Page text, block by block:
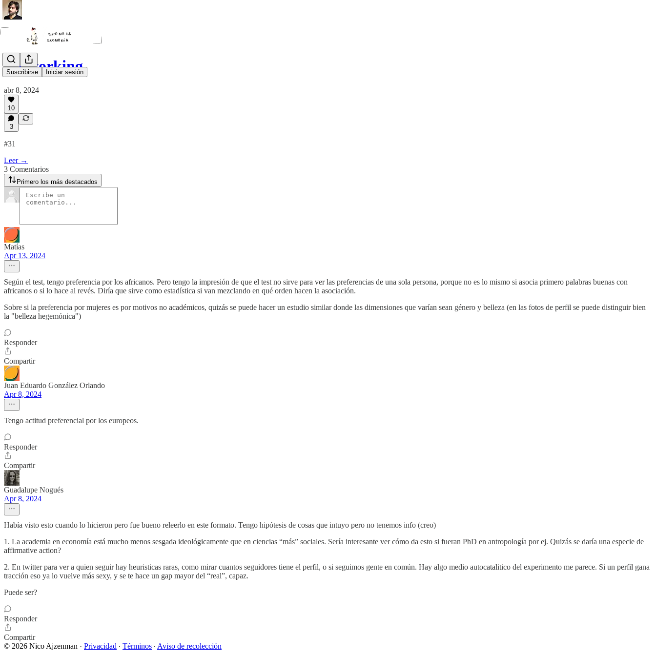
Suscribirse Iniciar sesión
Networking
abr 8, 2024
10
3
#31
Leer →
3 Comentarios
Primero los más destacados
Matías
Apr 13, 2024
Según el test, tengo preferencia por los africanos. Pero tengo la impresión de que el test no sirve para ver las preferencias de una sola persona, porque no es lo mismo si asocia primero palabras buenas con
africanos o si lo hace al revés. Diría que sirve como estadística si van mezclando en qué orden hacen la asociación.
Sobre si la preferencia por mujeres es por motivos no académicos, quizás se puede hacer un estudio similar donde las dimensiones que varían sean género y belleza (en las fotos de perfil se puede distinguir bien
la "belleza hegemónica")
Responder
Compartir
Juan Eduardo González Orlando
Apr 8, 2024
Tengo actitud preferencial por los europeos.
Responder
Compartir
Guadalupe Nogués
Apr 8, 2024
Había visto esto cuando lo hicieron pero fue bueno releerlo en este formato. Tengo hipótesis de cosas que intuyo pero no tenemos info (creo)
1. La academia en economía está mucho menos sesgada ideológicamente que en ciencias “más” sociales. Sería interesante ver cómo da esto si fueran PhD en antropología por ej. Quizás se daría una especie de
affirmative action?
2. En twitter para ver a quien seguir hay heuristicas raras, como mirar cuantos seguidores tiene el perfil, o si seguimos gente en común. Hay algo medio autocatalitico del experimento me parece. Si un perfil gana
tracción eso ya lo vuelve más sexy, y se te hace un gap mayor del “real”, capaz.
Puede ser?
Responder
Compartir
© 2026 Nico Ajzenman · Privacidad ∙ Términos ∙ Aviso de recolección